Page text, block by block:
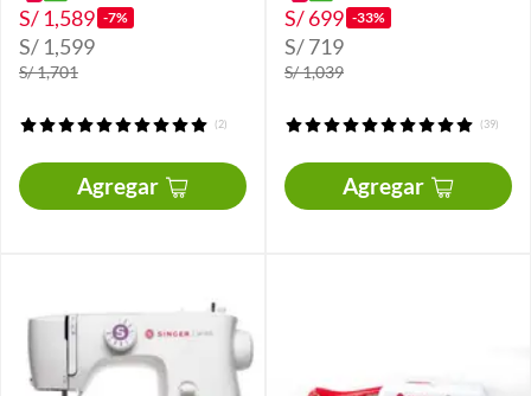
S/ 1,589 -7%
S/ 1,599
S/ 1,701
(2)
Agregar
S/ 699 -33%
S/ 719
S/ 1,039
(39)
Agregar